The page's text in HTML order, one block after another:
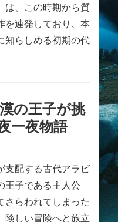
は、この時期から質
を連発しており、本
知らしめる初期の代
の王子が挑
一夜物語
支配する古代アラビ
王子である主人公
さらわれてしまった
険しい冒険へと旅立